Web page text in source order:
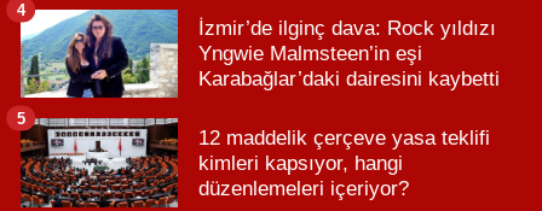
İzmir’de ilginç dava: Rock yıldızı
Yngwie Malmsteen’in eşi
Karabağlar’daki dairesini kaybetti
4
12 maddelik çerçeve yasa teklifi
kimleri kapsıyor, hangi
düzenlemeleri içeriyor?
5